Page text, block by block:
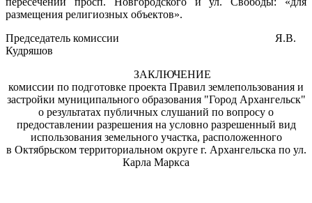
размещения религиозных объектов».
Председатель комиссии Я.В.
Кудряшов
ЗАКЛЮЧЕНИЕ
комиссии по подготовке проекта Правил землепользования и
застройки муниципального образования "Город Архангельск"
о результатах публичных слушаний по вопросу о
предоставлении разрешения на условно разрешенный вид
использования земельного участка, расположенного
в Октябрьском территориальном округе г. Архангельска по ул.
Карла Маркса